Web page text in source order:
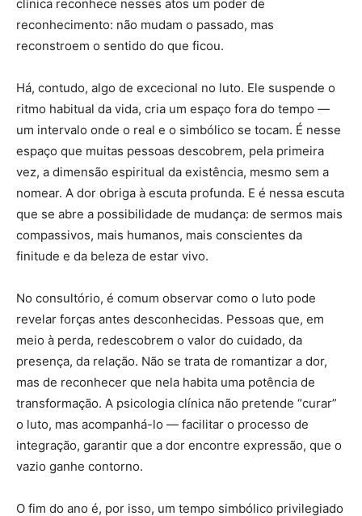
clínica reconhece nesses atos um poder de
reconhecimento: não mudam o passado, mas
reconstroem o sentido do que ficou.
Há, contudo, algo de excecional no luto. Ele suspende o
ritmo habitual da vida, cria um espaço fora do tempo —
um intervalo onde o real e o simbólico se tocam. É nesse
espaço que muitas pessoas descobrem, pela primeira
vez, a dimensão espiritual da existência, mesmo sem a
nomear. A dor obriga à escuta profunda. E é nessa escuta
que se abre a possibilidade de mudança: de sermos mais
compassivos, mais humanos, mais conscientes da
finitude e da beleza de estar vivo.
No consultório, é comum observar como o luto pode
revelar forças antes desconhecidas. Pessoas que, em
meio à perda, redescobrem o valor do cuidado, da
presença, da relação. Não se trata de romantizar a dor,
mas de reconhecer que nela habita uma potência de
transformação. A psicologia clínica não pretende “curar”
o luto, mas acompanhá-lo — facilitar o processo de
integração, garantir que a dor encontre expressão, que o
vazio ganhe contorno.
O fim do ano é, por isso, um tempo simbólico privilegiado